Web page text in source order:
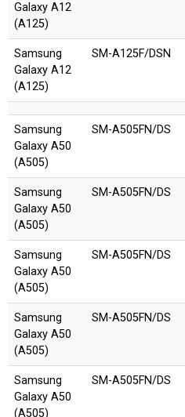
Galaxy A12
(A125)
Samsung
Galaxy A12
(A125)
SM-A125F/DSN
Samsung
Galaxy A50
(A505)
SM-A505FN/DS
Samsung
Galaxy A50
(A505)
SM-A505FN/DS
Samsung
Galaxy A50
(A505)
SM-A505FN/DS
Samsung
Galaxy A50
(A505)
SM-A505FN/DS
Samsung
Galaxy A50
(A505)
SM-A505FN/DS